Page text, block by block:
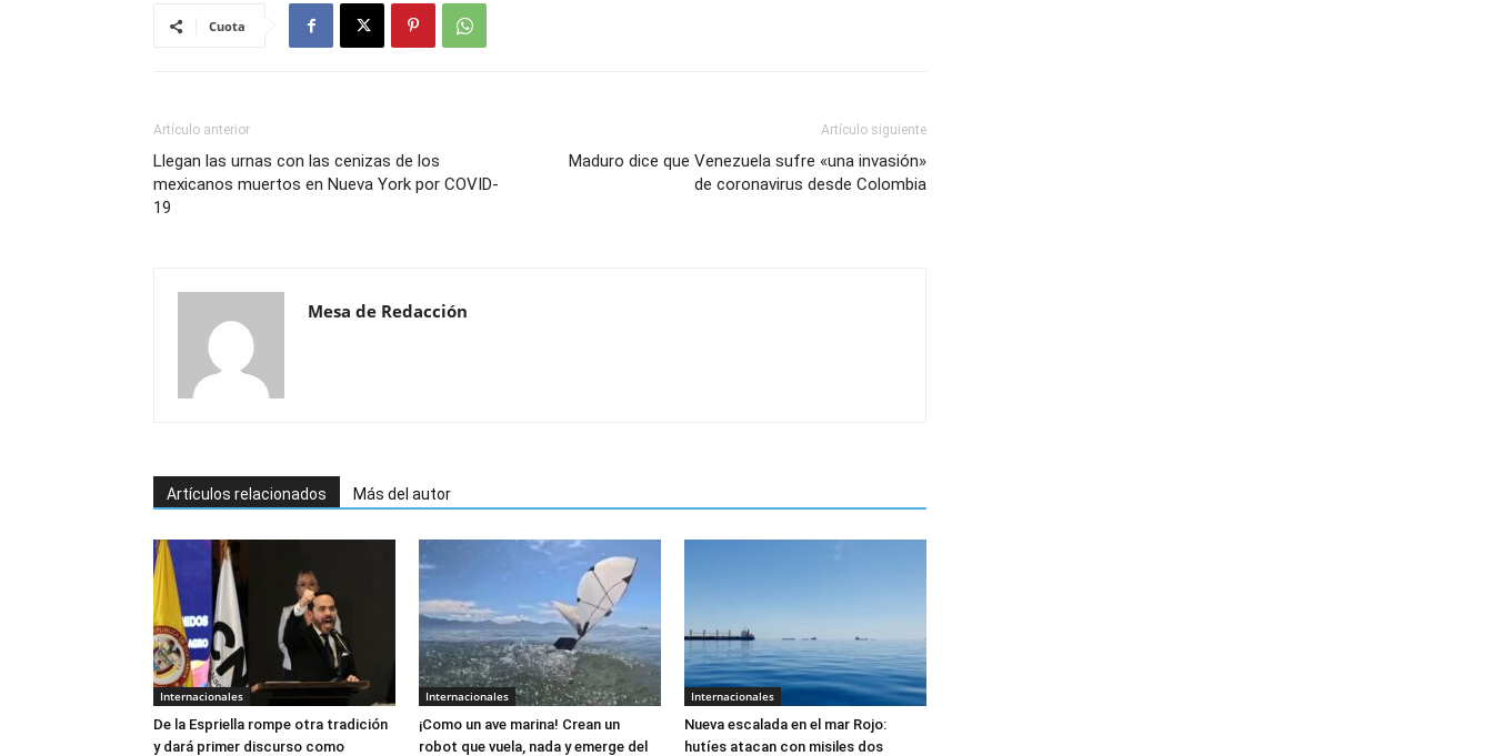
Cuota
Artículo anterior
Llegan las urnas con las cenizas de los
mexicanos muertos en Nueva York por COVID-
19
Artículo siguiente
Maduro dice que Venezuela sufre «una invasión»
de coronavirus desde Colombia
Mesa de Redacción
Artículos relacionados Más del autor
Internacionales
De la Espriella rompe otra tradición
y dará primer discurso como
Internacionales
¡Como un ave marina! Crean un
robot que vuela, nada y emerge del
Internacionales
Nueva escalada en el mar Rojo:
hutíes atacan con misiles dos